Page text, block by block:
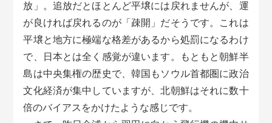
放」。追放だとほとんど平壌には戻れませんが、運
が良ければ戻れるのが「疎開」だそうです。これは
平壌と地方に極端な格差があるから処罰になるわけ
で、日本とは全く感覚が違います。もともと朝鮮半
島は中央集権の歴史で、韓国もソウル首都圏に政治
文化経済が集中していますが、北朝鮮はそれに数十
倍のバイアスをかけたような感じです。